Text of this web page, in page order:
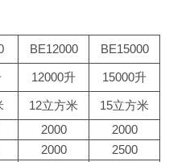
BE12000 BE15000
12000升 15000升
12立方米
15立方米
2000
2000
2000
2500